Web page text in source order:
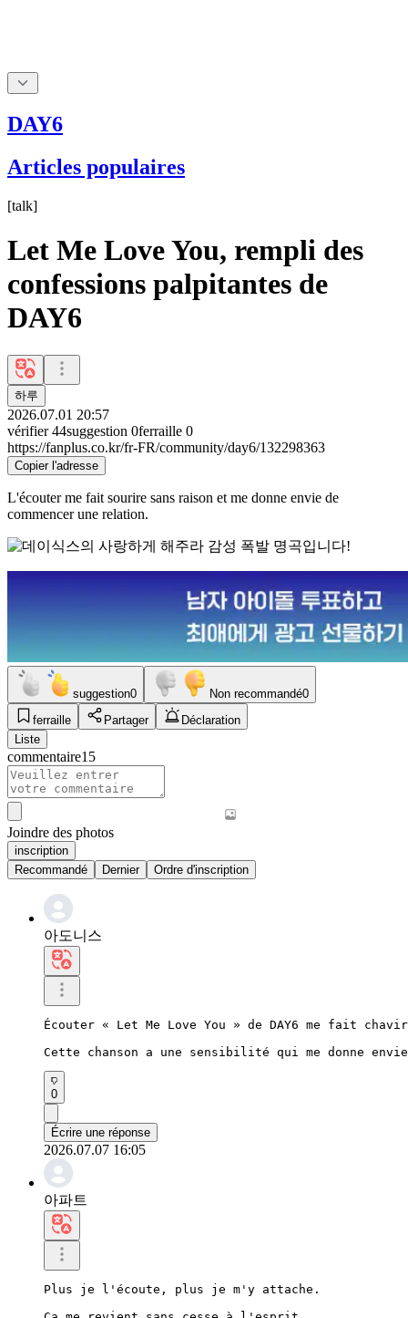
DAY6
Articles populaires
[talk]
Let Me Love You, rempli des
confessions palpitantes de
DAY6
하루
2026.07.01 20:57
vérifier 44suggestion 0ferraille 0
https://fanplus.co.kr/fr-FR/community/day6/132298363
Copier l'adresse
L'écouter me fait sourire sans raison et me donne envie de
commencer une relation.
suggestion0 Non recommandé0
ferraille
Partager
Déclaration
Liste
commentaire15
Joindre des photos
inscription
Recommandé
Dernier Ordre d'inscription
아도니스
Écouter « Let Me Love You » de DAY6 me fait
Cette chanson a une sensibilité qui me donne
0
Écrire une réponse
2026.07.07 16:05
아파트
Plus je l'écoute, plus je m'y attache.